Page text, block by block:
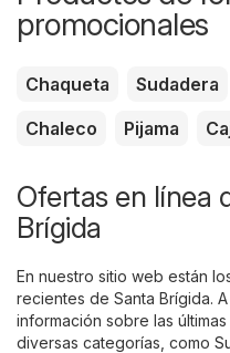
promocionales
Chaqueta Sudadera
Chaleco
Pijama
Ofertas en línea
Brígida
En nuestro sitio web están
recientes de Santa Brígida.
información sobre las
diversas categorías, como